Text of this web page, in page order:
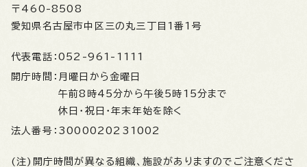
〒460-8508
愛知県名古屋市中区三の丸三丁目1番1号
代表電話： 052-961-1111
開庁時間： 月曜日から金曜日
午前8時45分から午後5時15分まで
休日・祝日・年末年始を除く
法人番号： 3000020231002
(注)開庁時間が異なる組織、施設がありますのでご注意くださ